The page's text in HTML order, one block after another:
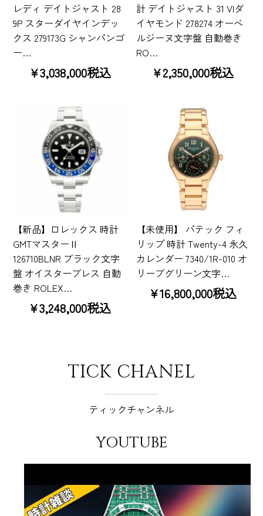
レディ デイトジャスト 28
9P スターダイヤインデッ
クス 279173G シャンパンゴ
ー…
¥3,038,000税込
計 デイトジャスト 31 VIダ
イヤモンド 278274 オーベ
ルジーヌ文字盤 自動巻き
RO…
¥2,350,000税込
【新品】ロレックス 時計
GMTマスターⅡ
126710BLNR ブラック文字
盤 オイスターブレス 自動
巻き ROLEX…
¥3,248,000税込
【未使用】 パテック フィ
リップ 時計 Twenty-4 永久
カレンダー 7340/1R-010 オ
リーブグリーン文字…
¥16,800,000税込
TICK CHANEL
ティックチャンネル
YOUTUBE